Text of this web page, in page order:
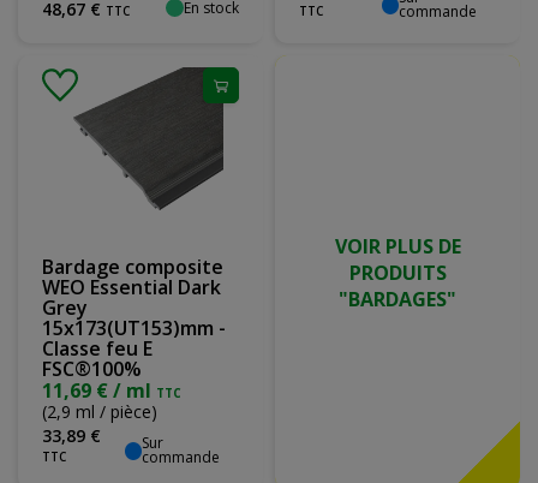
48,67 € TTC En stock TTC commande
Bardage composite
WEO Essential Dark
Grey
15x173(UT153)mm -
Classe feu E
FSC®100%
11,69 € / ml TTC
(2,9 ml / pièce)
33,89 €
TTC
Sur
commande
VOIR PLUS DE
PRODUITS
"BARDAGES"